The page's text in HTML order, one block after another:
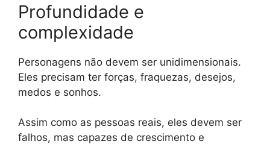
Profundidade e
complexidade
Personagens não devem ser unidimensionais.
Eles precisam ter forças, fraquezas, desejos,
medos e sonhos.
Assim como as pessoas reais, eles devem ser
falhos, mas capazes de crescimento e